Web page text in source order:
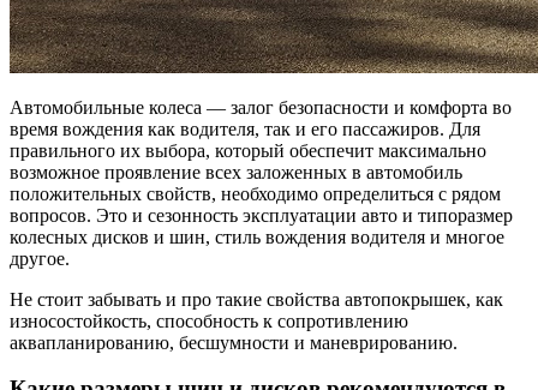
Автомобильные колеса — залог безопасности и комфорта во
время вождения как водителя, так и его пассажиров. Для
правильного их выбора, который обеспечит максимально
возможное проявление всех заложенных в автомобиль
положительных свойств, необходимо определиться с рядом
вопросов. Это и сезонность эксплуатации авто и типоразмер
колесных дисков и шин, стиль вождения водителя и многое
другое.
Не стоит забывать и про такие свойства автопокрышек, как
износостойкость, способность к сопротивлению
аквапланированию, бесшумности и маневрированию.